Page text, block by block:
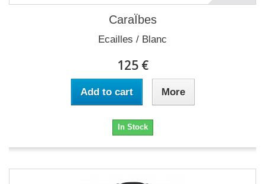
CaraÏbes
Ecailles / Blanc
125 €
Add to cart More
In Stock